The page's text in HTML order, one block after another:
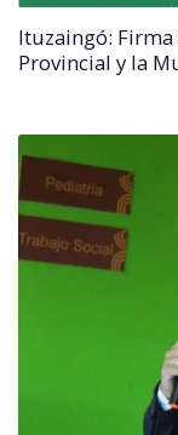
Ituzaingó:
Provincial y la